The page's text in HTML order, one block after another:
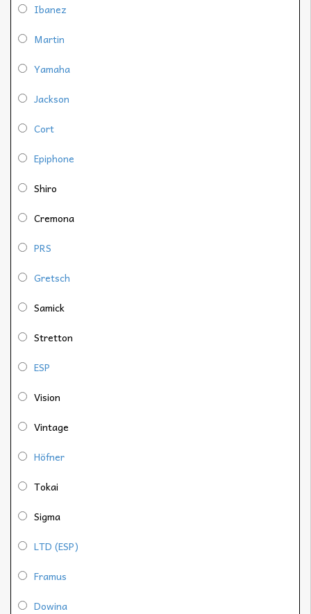
Ibanez
Martin
Yamaha
Jackson
Cort
Epiphone
Shiro
Cremona
PRS
Gretsch
Samick
Stretton
ESP
Vision
Vintage
Höfner
Tokai
Sigma
LTD (ESP)
Framus
Dowina